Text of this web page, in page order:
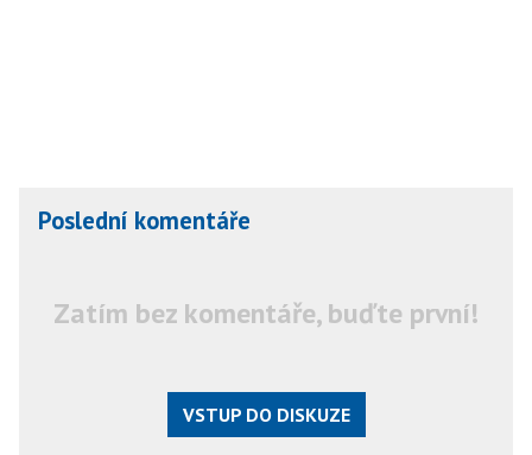
Poslední komentáře
Zatím bez komentáře, buďte první!
VSTUP DO DISKUZE